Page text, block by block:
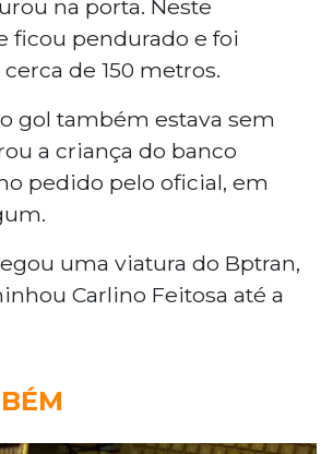
na porta. Neste
ficou pendurado e foi
de 150 metros.
gol também estava sem
a criança do banco
pedido pelo oficial, em
uma viatura do Bptran,
Carlino Feitosa até a